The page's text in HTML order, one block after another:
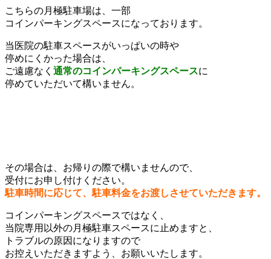
こちらの月極駐車場は、一部
コインパーキングスペースになっております。
当医院の駐車スペースがいっぱいの時や
停めにくかった場合は、
ご遠慮なく 通常のコインパーキングスペースに
停めていただいて構いません。
その場合は、お帰りの際で構いませんので、
受付にお申し付けください。
駐車時間に応じて、駐車料金をお渡しさせていただきます。
コインパーキングスペースではなく、
当院専用以外の月極駐車スペースに止めますと、
トラブルの原因になりますので
お控えいただきますよう、お願いいたします。